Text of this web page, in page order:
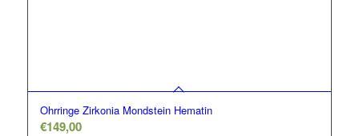
Ohrringe Zirkonia Mondstein Hematin
€149,00